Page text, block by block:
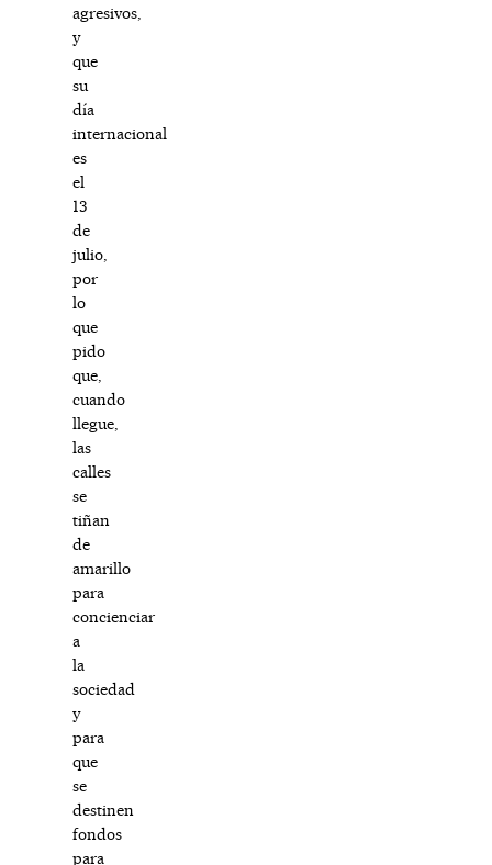
agresivos,
y
que
su
día
internacional
es
el
13
de
julio,
por
lo
que
pido
que,
cuando
llegue,
las
calles
se
tiñan
de
amarillo
para
concienciar
a
la
sociedad
y
para
que
se
destinen
fondos
para